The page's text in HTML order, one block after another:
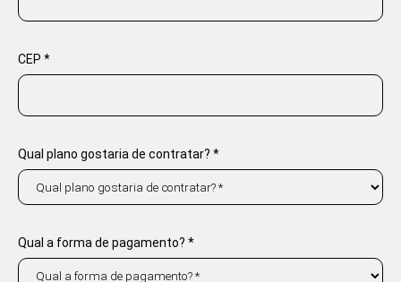
CEP *
Qual plano gostaria de contratar? *
Qual a forma de pagamento? *